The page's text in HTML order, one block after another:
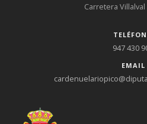
Carretera Villalval
947 430
EMAIL